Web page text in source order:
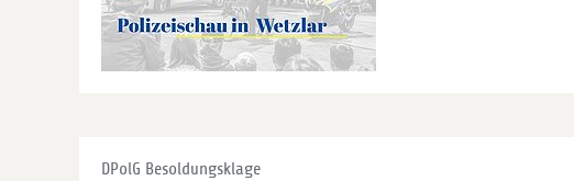
DPolG Besoldungsklage